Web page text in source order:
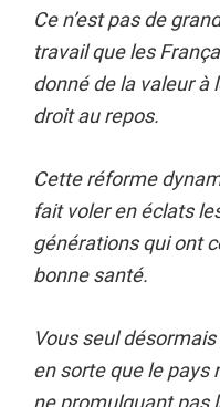
Ce n’est pas de
travail que les
donné de la valeur à
droit au repos.
Cette réforme
fait voler en éclats
générations qui ont
bonne santé.
Vous seul
en sorte que le pays
ne promulguant pas